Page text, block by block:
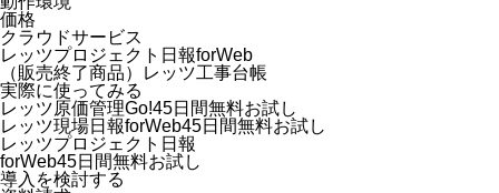
価格
クラウドサービス
レッツプロジェクト日報forWeb
（販売終了商品）レッツ工事台帳
実際に使ってみる
レッツ原価管理Go!45日間無料お試し
レッツ現場日報forWeb45日間無料お試し
レッツプロジェクト日報
forWeb45日間無料お試し
導入を検討する